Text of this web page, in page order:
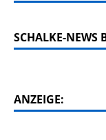
SCHALKE-NEWS
ANZEIGE: